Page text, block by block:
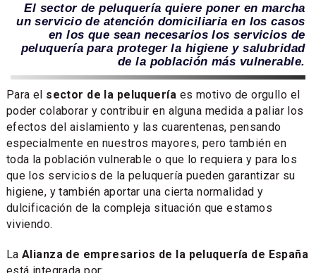
El sector de peluquería quiere poner en marcha
un servicio de atención domiciliaria en los casos
en los que sean necesarios los servicios de
peluquería para proteger la higiene y salubridad
de la población más vulnerable.
Para el sector de la peluquería es motivo de orgullo el
poder colaborar y contribuir en alguna medida a paliar los
efectos del aislamiento y las cuarentenas, pensando
especialmente en nuestros mayores, pero también en
toda la población vulnerable o que lo requiera y para los
que los servicios de la peluquería pueden garantizar su
higiene, y también aportar una cierta normalidad y
dulcificación de la compleja situación que estamos
viviendo.
La Alianza de empresarios de la peluquería de España